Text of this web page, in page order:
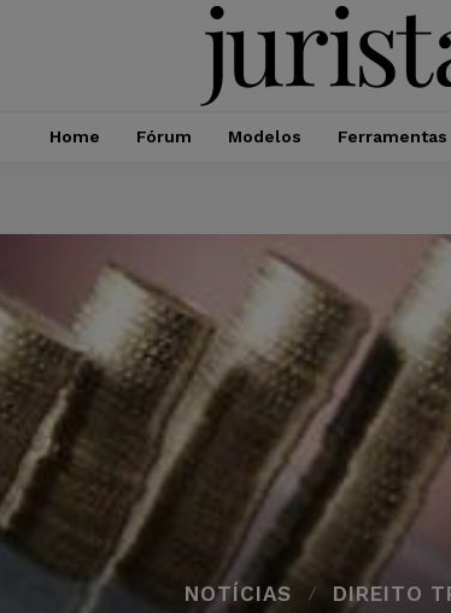
Home Fórum Modelos Ferramentas
NOTÍCIAS DIREITO